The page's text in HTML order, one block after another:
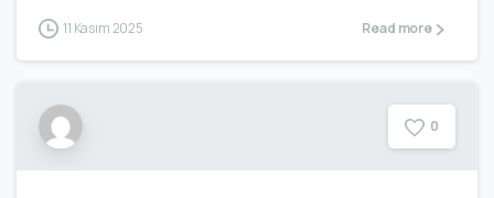
11 Kasım 2025 Read more
0